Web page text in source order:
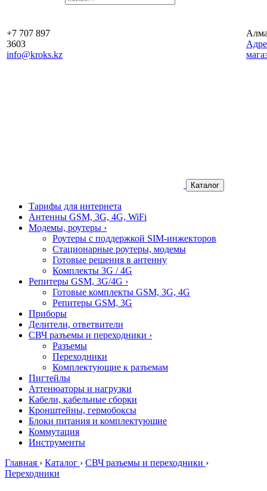
+7 707 897
3603
info@kroks.kz
Каталог
Тарифы для интернета
Антенны GSM, 3G, 4G, WiFi
Модемы, роутеры ›
Роутеры с поддержкой SIM-инжекторов
Стационарные роутеры, модемы
Готовые решения в антенну
Комплекты 3G / 4G
Репитеры GSM, 3G/4G ›
Готовые комплекты GSM, 3G, 4G
Репитеры GSM, 3G
Приборы
Делители, ответвители
СВЧ разъемы и переходники ›
Разъемы
Переходники
Комплектующие к разъемам
Пигтейлы
Аттенюаторы и нагрузки
Кабели, кабельные сборки
Кронштейны, гермобоксы
Блоки питания и комплектующие
Коммутация
Инструменты
Главная › Каталог › СВЧ разъемы и переходники ›
Переходники